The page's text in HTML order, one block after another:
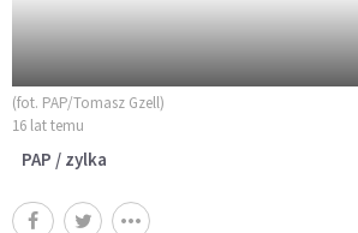
(fot. PAP/Tomasz Gzell)
16 lat temu
PAP / zylka